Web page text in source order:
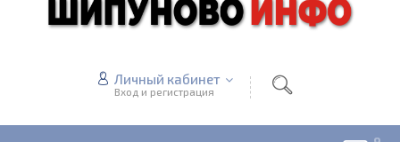
Личный кабинет
Вход и регистрация